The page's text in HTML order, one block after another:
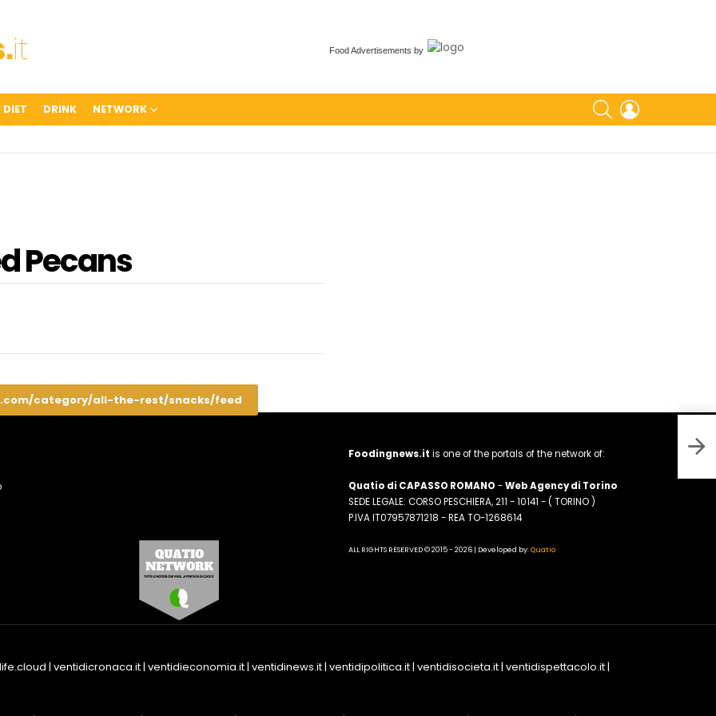
Food Advertisements by
DIET DRINK NETWORK
SEARCH
Pecans
category/all-the-rest/snacks/feed
Foodingnews.it is one of the portals of the network of:
Quatio di CAPASSO ROMANO -Web Agency di Torino
SEDE LEGALE: CORSO PESCHIERA, 211 - 10141 - ( TORINO )
P.IVA IT07957871218 - REA TO-1268614
ALL RIGHTS RESERVED © 2015 - 2026 | Developed by:Quatio
| ventidicronaca.it| ventidieconomia.it| ventidinews.it| ventidipolitica.it| ventidisocieta.it| ventidispettacolo.it|